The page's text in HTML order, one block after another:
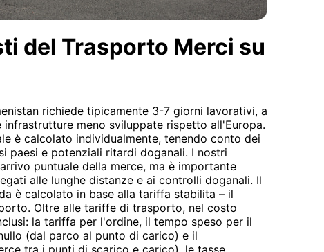
del Trasporto Merci su
richiede tipicamente 3-7 giorni lavorativi, a
meno sviluppate rispetto all'Europa.
è calcolato individualmente, tenendo conto dei
paesi e potenziali ritardi doganali. I nostri
puntuale della merce, ma è importante
alle lunghe distanze e ai controlli doganali. Il
è calcolato in base alla tariffa stabilita – il
Oltre alle tariffe di trasporto, nel costo
la tariffa per l'ordine, il tempo speso per il
(dal parco al punto di carico) e il
tra i punti di scarico e carico), le tasse